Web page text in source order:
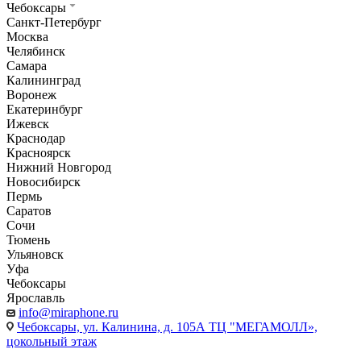
Чебоксары
Санкт-Петербург
Москва
Челябинск
Самара
Калининград
Воронеж
Екатеринбург
Ижевск
Краснодар
Красноярск
Нижний Новгород
Новосибирск
Пермь
Саратов
Сочи
Тюмень
Ульяновск
Уфа
Чебоксары
Ярославль
info@miraphone.ru
Чебоксары, ул. Калинина, д. 105А ТЦ "МЕГАМОЛЛ»,
цокольный этаж